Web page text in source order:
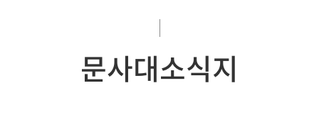
문사대소식지